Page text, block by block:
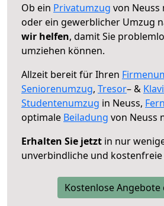
Ob ein Privatumzug von Neuss
oder ein gewerblicher Umzug
wir helfen, damit Sie
umziehen können.
Allzeit bereit für Ihren
Seniorenumzug, Tresor– &
Studentenumzug in Neuss,
optimale Beiladung von Neuss
Erhalten Sie jetzt in nur
unverbindliche und kostenfreie
Kostenlose Angebote